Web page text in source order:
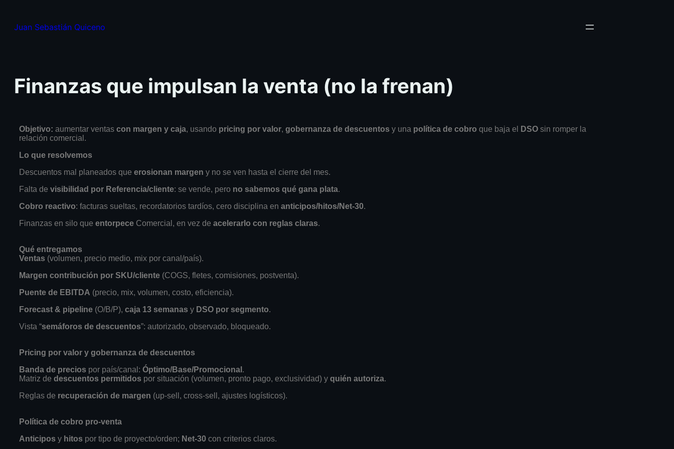
Juan Sebastián Quiceno
Finanzas que impulsan la venta (no la frenan)
Objetivo: aumentar ventas con margen y caja, usando pricing por valor, gobernanza de descuentos y una política de cobro que baja el DSO sin romper la
relación comercial.
Lo que resolvemos
Descuentos mal planeados que erosionan margen y no se ven hasta el cierre del mes.
Falta de visibilidad por Referencia/cliente: se vende, pero no sabemos qué gana plata.
Cobro reactivo: facturas sueltas, recordatorios tardíos, cero disciplina en anticipos/hitos/Net-30.
Finanzas en silo que entorpece Comercial, en vez de acelerarlo con reglas claras.
Qué entregamos
Ventas (volumen, precio medio, mix por canal/país).
Margen contribución por SKU/cliente (COGS, fletes, comisiones, postventa).
Puente de EBITDA (precio, mix, volumen, costo, eficiencia).
Forecast & pipeline (O/B/P), caja 13 semanas y DSO por segmento.
Vista “semáforos de descuentos”: autorizado, observado, bloqueado.
Pricing por valor y gobernanza de descuentos
Banda de precios por país/canal: Óptimo/Base/Promocional .
Matriz de descuentos permitidos por situación (volumen, pronto pago, exclusividad) y quién autoriza.
Reglas de recuperación de margen (up-sell, cross-sell, ajustes logísticos).
Política de cobro pro-venta
Anticipos y hitos por tipo de proyecto/orden; Net-30 con criterios claros.